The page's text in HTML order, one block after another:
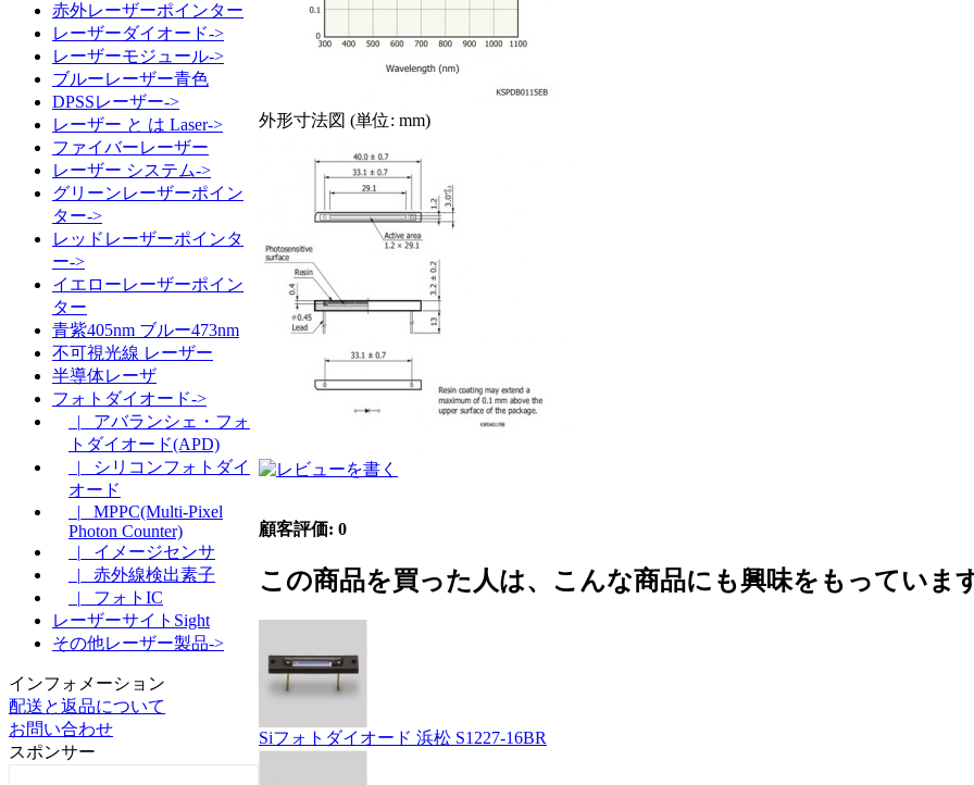
赤外レーザーポインター
レーザーダイオード->
レーザーモジュール->
ブルーレーザー青色
DPSSレーザー->
レーザー と は Laser->
ファイバーレーザー
レーザー システム->
グリーンレーザーポイン
ター->
レッドレーザーポインタ
ー->
イエローレーザーポイン
ター
青紫405nm ブルー473nm
不可視光線 レーザー
半導体レーザ
フォトダイオード->
|_ アバランシェ・フォ
トダイオード(APD)
|_ シリコンフォトダイ
オード
|_ MPPC(Multi-Pixel
Photon Counter)
|_ イメージセンサ
|_ 赤外線検出素子
|_ フォトIC
レーザーサイトSight
その他レーザー製品->
インフォメーション
配送と返品について
お問い合わせ
スポンサー
外形寸法図 (単位: mm)
顧客評価: 0
この商品を買った人は、こんな商品にも興味をもっていま
Siフォトダイオード 浜松 S1227-16BR